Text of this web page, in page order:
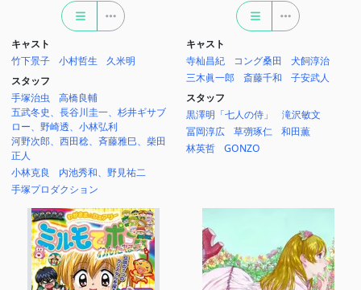
キャスト
竹下景子
小村哲生
久米明
スタッフ
手塚治虫
高橋良輔
五武冬史、長谷川圭一、杉井ギサブ
ロー、野崎透、小林弘利
河野次郎、西田稔、斉藤雅巳、柴田
正人
小林克良
内池秀和、野見祐二
手塚プロダクション
キャスト
寺杣昌紀
コング桑田
犬飼淳治
三木眞一郎
斎藤千和
子安武人
スタッフ
黒澤明「七人の侍」
滝沢敏文
冨岡淳広
草彅琢仁
和田薫
林英哲
GONZO